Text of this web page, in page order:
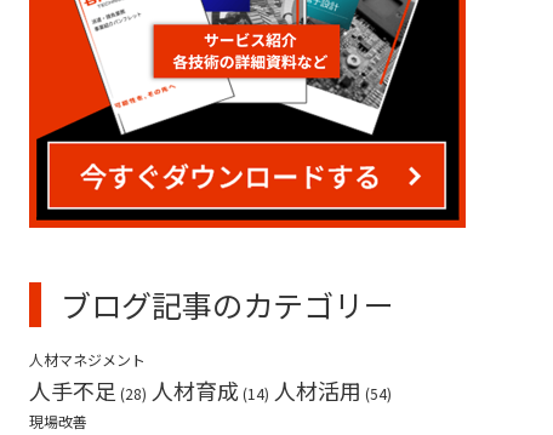
クリエイティブサービス
業務請負（産業用ロボット）
設計補助
ブログ記事のカテゴリー
人材マネジメント
人手不足 (28) 人材育成 (14) 人材活用 (54)
現場改善